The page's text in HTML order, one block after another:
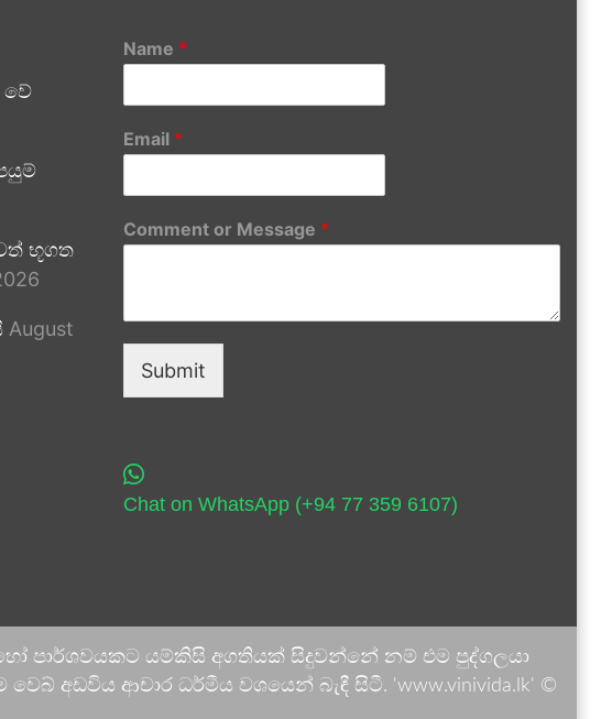
වේ
භූගත
August
Name *
Email *
Comment or Message *
Submit
Chat on WhatsApp (+94 77 359 6107)
පාර්ශවයකට යම්කිසි අගතියක් සිදුවන්නේ නම් එම පුද්ගලයා
අඩවිය ආචාර ධර්මීය වශයෙන් බැඳී සිටී. 'www.vinivida.lk' ©